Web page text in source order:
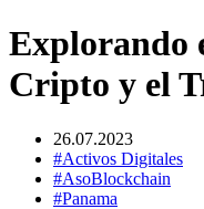
Explorando
Cripto y el
26.07.2023
#Activos Digitales
#AsoBlockchain
#Panama